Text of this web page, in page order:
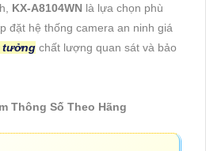
KX-A8104WN là lựa chọn phù
đặt hệ thống camera an ninh giá
tưởng chất lượng quan sát và bảo
Thông Số Theo Hãng